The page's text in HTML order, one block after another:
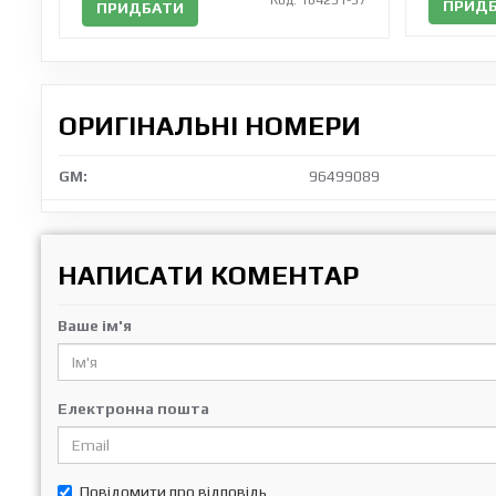
ПРИДБАТИ
ОРИГІНАЛЬНІ НОМЕРИ
GM: 96499089
НАПИСАТИ КОМЕНТАР
Ваше ім'я
Електронна пошта
Повідомити про відповідь